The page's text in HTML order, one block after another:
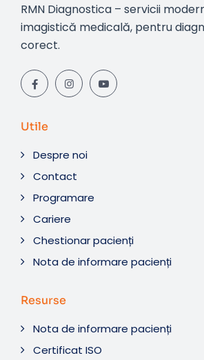
RMN Diagnostica – servicii
imagistică medicală, pentru
corect.
Utile
Despre noi
Contact
Programare
Cariere
Chestionar pacienți
Nota de informare pacienți
Resurse
Nota de informare pacienți
Certificat ISO